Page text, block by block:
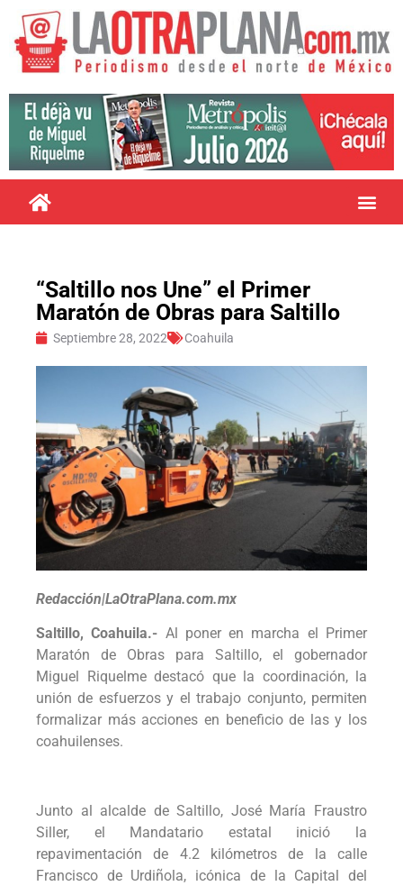
“Saltillo nos Une” el Primer
Maratón de Obras para Saltillo
Septiembre 28, 2022 Coahuila
Redacción|LaOtraPlana.com.mx
Saltillo, Coahuila.- Al poner en marcha el Primer
Maratón de Obras para Saltillo, el gobernador
Miguel Riquelme destacó que la coordinación, la
unión de esfuerzos y el trabajo conjunto, permiten
formalizar más acciones en beneficio de las y los
coahuilenses.
Junto al alcalde de Saltillo, José María Fraustro
Siller, el Mandatario estatal inició la
repavimentación de 4.2 kilómetros de la calle
Francisco de Urdiñola, icónica de la Capital del